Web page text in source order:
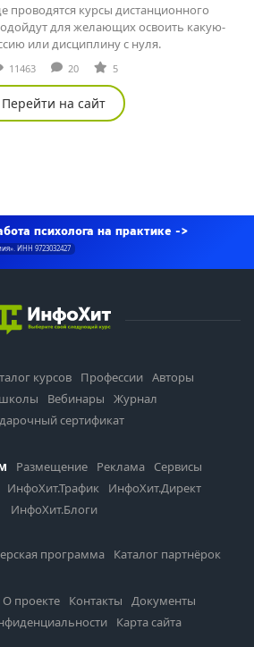
проводятся курсы дистанционного
для желающих освоить какую-
или дисциплину с нуля.
11463 20 5
Перейти на сайт
психолога на практике
ИНН 9723032427
курсов Профессии Авторы
Вебинары
Журнал
сертификат
Размещение Реклама
Сервисы
ИнфоХит.Трафик
ИнфоХит.Директ
ИнфоХит.Блоги
программа Каталог партнёрок
О проекте Контакты
Документы
Карта сайта